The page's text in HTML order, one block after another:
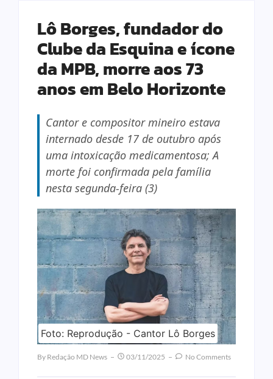
Lô Borges, fundador do
Clube da Esquina e ícone
da MPB, morre aos 73
anos em Belo Horizonte
Cantor e compositor mineiro estava
internado desde 17 de outubro após
uma intoxicação medicamentosa; A
morte foi confirmada pela família
nesta segunda-feira (3)
Foto: Reprodução - Cantor Lô Borges
By Redação MD News 03/11/2025 No Comments